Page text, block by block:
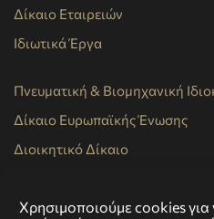
Χρησιμοποιούμε cookies για
Δίκαιο Εταιρειών
Ιδιωτικά Έργα
Πνευματική & Βιομηχανική
Δίκαιο Ευρωπαϊκής Ένωσης
Διοικητικό Δίκαιο